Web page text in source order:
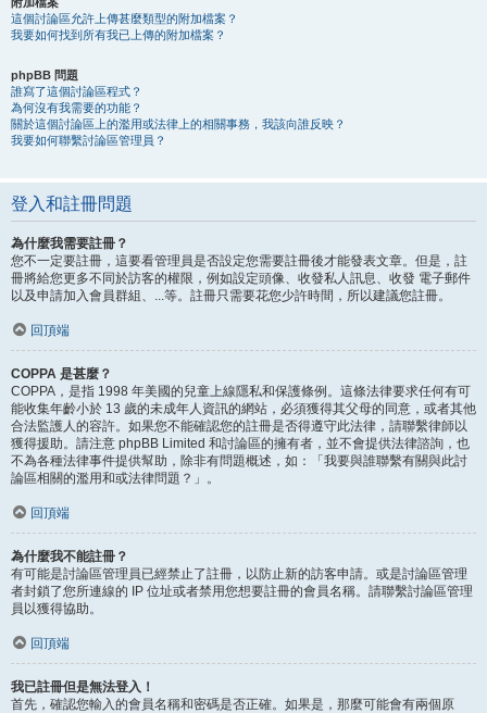
這個討論區允許上傳甚麼類型的附加檔案？
我要如何找到所有我已上傳的附加檔案？
phpBB 問題
誰寫了這個討論區程式？
為何沒有我需要的功能？
關於這個討論區上的濫用或法律上的相關事務，我該向誰反映？
我要如何聯繫討論區管理員？
登入和註冊問題
為什麼我需要註冊？
您不一定要註冊，這要看管理員是否設定您需要註冊後才能發表文章。但是，註
冊將給您更多不同於訪客的權限，例如設定頭像、收發私人訊息、收發 電子郵件
以及申請加入會員群組、...等。註冊只需要花您少許時間，所以建議您註冊。
回頂端
COPPA 是甚麼？
COPPA，是指 1998 年美國的兒童上線隱私和保護條例。這條法律要求任何有可
能收集年齡小於 13 歲的未成年人資訊的網站，必須獲得其父母的同意，或者其他
合法監護人的容許。如果您不能確認您的註冊是否得遵守此法律，請聯繫律師以
獲得援助。請注意 phpBB Limited 和討論區的擁有者，並不會提供法律諮詢，也
不為各種法律事件提供幫助，除非有問題概述，如：「我要與誰聯繫有關與此討
論區相關的濫用和或法律問題？」。
回頂端
為什麼我不能註冊？
有可能是討論區管理員已經禁止了註冊，以防止新的訪客申請。或是討論區管理
者封鎖了您所連線的 IP 位址或者禁用您想要註冊的會員名稱。請聯繫討論區管理
員以獲得協助。
回頂端
我已註冊但是無法登入！
首先，確認您輸入的會員名稱和密碼是否正確。如果是，那麼可能會有兩個原